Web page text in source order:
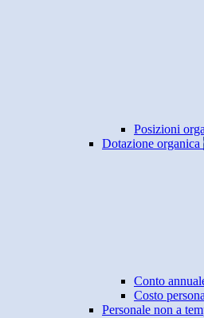
Posizioni
Dotazione organica
Conto
Costo
Personale non a